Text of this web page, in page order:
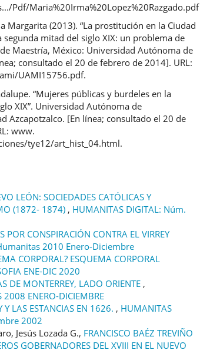
Pdf/Maria%20Irma%20Lopez%20Razgado.pdf
Margarita (2013). “La prostitución en la Ciudad
mitad del siglo XIX: un problema de
Maestría, México: Universidad Autónoma de
consultado el 20 de febrero de 2014]. URL:
UAMI15756.pdf.
“Mujeres públicas y burdeles en la
XIX”. Universidad Autónoma de
Azcapotzalco. [En línea; consultado el 20 de
www.
tye12/art_hist_04.html.
LEÓN: SOCIEDADES CATÓLICAS Y
(1872- 1874) , HUMANITAS DIGITAL: Núm.
POR CONSPIRACIÓN CONTRA EL VIRREY
2010 Enero-Diciembre
CORPORAL? ESQUEMA CORPORAL
ENE-DIC 2020
DE MONTERREY, LADO ORIENTE ,
ENERO-DICIEMBRE
Y LAS ESTANCIAS EN 1626. , HUMANITAS
2002
Jesús Lozada G., FRANCISCO BAÉZ TREVIÑO
GOBERNADORES DEL XVIII EN EL NUEVO